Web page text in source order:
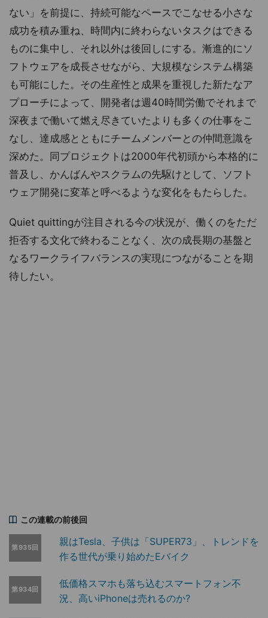
ない」を前提に、持続可能なペースでこなせる小さな
成功を積み重ね、時間内に終わらないタスクはできる
ものに集中し、それ以外は後回しにする。漸進的にソ
フトウェアを成長させながら、大規模なシステム構築
も可能にした。その生産性と成果を重視した新たなア
プローチによって、開発者は週40時間労働でそれまで
深夜まで働いて燃え尽きていたよりも多くの仕事をこ
なし、達成感とともにチームメンバーとの仲間意識を
深めた。同プロジェクトは2000年代初頭から本格的に
普及し、かんばんやスクラムの先駆けとして、ソフト
ウェア開発に変革と呼べるような変化をもたらした。
Quiet quittingが注目される今の状況が、働くのをただ
拒否する文化で終わることなく、次の成長期の基盤と
なるワークライフバランスの実現につながることを期
待したい。
この連載の前後回
第935回
親はTesla、子供は「SUPER73」、トレンドを
作る世代が乗り始めたEバイク
第934回
低価格スマホも落ち込むスマートフォン不
況、高いiPhoneは売れるのか?